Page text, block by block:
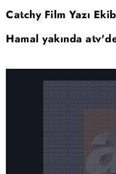
Catchy Film Yazı
Hamal yakında